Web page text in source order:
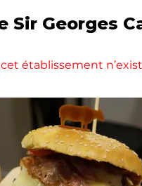
Sir Georges
cet établissement